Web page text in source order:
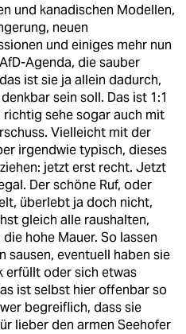
und kanadischen Modellen,
neuen
und einiges mehr nun
Agenda, die sauber
ist sie ja allein dadurch,
sein soll. Das ist 1:1
richtig sehe sogar auch mit
Vielleicht mit der
irgendwie typisch, dieses
jetzt erst recht. Jetzt
Der schöne Ruf, oder
überlebt ja doch nicht,
gleich alle raushalten,
hohe Mauer. So lassen
sausen, eventuell haben sie
erfüllt oder sich etwas
ist selbst hier offenbar so
begreiflich, dass sie
lieber den armen Seehofer